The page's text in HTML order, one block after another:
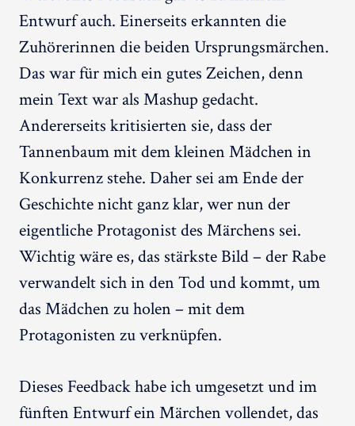
Entwurf auch. Einerseits erkannten die
Zuhörerinnen die beiden Ursprungsmärchen.
Das war für mich ein gutes Zeichen, denn
mein Text war als Mashup gedacht.
Andererseits kritisierten sie, dass der
Tannenbaum mit dem kleinen Mädchen in
Konkurrenz stehe. Daher sei am Ende der
Geschichte nicht ganz klar, wer nun der
eigentliche Protagonist des Märchens sei.
Wichtig wäre es, das stärkste Bild – der Rabe
verwandelt sich in den Tod und kommt, um
das Mädchen zu holen – mit dem
Protagonisten zu verknüpfen.
Dieses Feedback habe ich umgesetzt und im
fünften Entwurf ein Märchen vollendet, das